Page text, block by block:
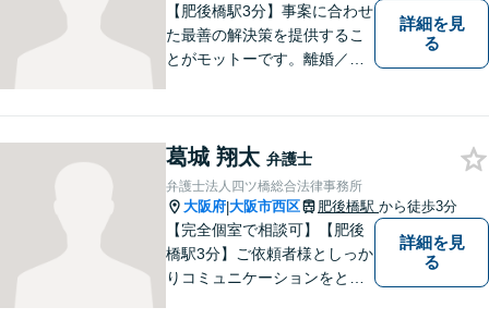
【肥後橋駅3分】事案に合わせ
た最善の解決策を提供するこ
とがモットーです。離婚／交
で、皆様の抱えるお困りごと
を解決へとスピーディに導き
ます。
詳細を見
る
葛城 翔太 弁護士
弁護士法人四ツ橋総合法律事務所
大阪府|大阪市西区 肥後橋駅 から徒歩3分
【完全個室で相談可】【肥後
橋駅3分】ご依頼者様としっか
りコミュニケーションをと
詳細を見
る